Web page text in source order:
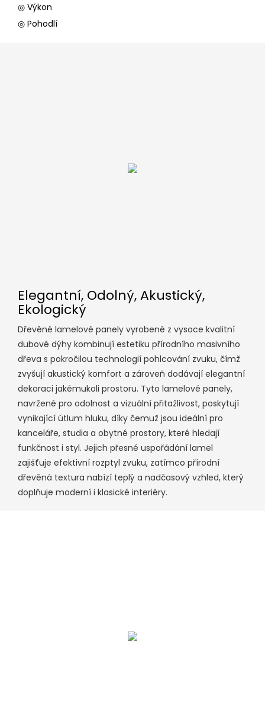
◎ Výkon
◎ Pohodlí
Elegantní, Odolný, Akustický,
Ekologický
Dřevěné lamelové panely vyrobené z vysoce kvalitní
dubové dýhy kombinují estetiku přírodního masivního
dřeva s pokročilou technologií pohlcování zvuku, čímž
zvyšují akustický komfort a zároveň dodávají elegantní
dekoraci jakémukoli prostoru. Tyto lamelové panely,
navržené pro odolnost a vizuální přitažlivost, poskytují
vynikající útlum hluku, díky čemuž jsou ideální pro
kanceláře, studia a obytné prostory, které hledají
funkčnost i styl. Jejich přesné uspořádání lamel
zajišťuje efektivní rozptyl zvuku, zatímco přírodní
dřevěná textura nabízí teplý a nadčasový vzhled, který
doplňuje moderní i klasické interiéry.